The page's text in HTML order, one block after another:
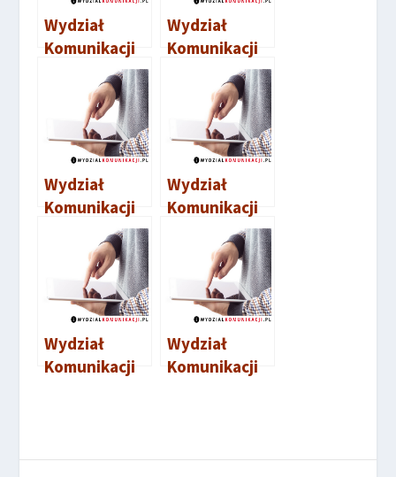
Wydział
Komunikacji
Wydział
Komunikacji
Wydział
Komunikacji
Bogatynia
Wydział
Komunikacji
Wydział
Komunikacji
Wydział
Komunikacji